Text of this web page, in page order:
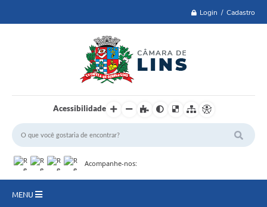
Login / Cadastro
Acessibilidade
Acompanhe-nos:
MENU